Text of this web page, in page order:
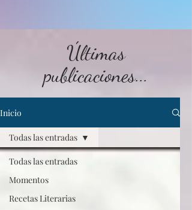
Últimas
publicaciones...
Inicio
Todas las entradas
Momentos
Recetas Literarias
Todas las entradas